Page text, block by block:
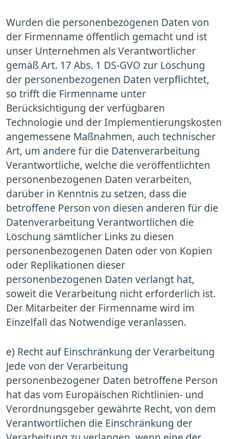
Wurden die personenbezogenen Daten von
der Firmenname öffentlich gemacht und ist
unser Unternehmen als Verantwortlicher
gemäß Art. 17 Abs. 1 DS-GVO zur Löschung
der personenbezogenen Daten verpflichtet,
so trifft die Firmenname unter
Berücksichtigung der verfügbaren
Technologie und der Implementierungskosten
angemessene Maßnahmen, auch technischer
Art, um andere für die Datenverarbeitung
Verantwortliche, welche die veröffentlichten
personenbezogenen Daten verarbeiten,
darüber in Kenntnis zu setzen, dass die
betroffene Person von diesen anderen für die
Datenverarbeitung Verantwortlichen die
Löschung sämtlicher Links zu diesen
personenbezogenen Daten oder von Kopien
oder Replikationen dieser
personenbezogenen Daten verlangt hat,
soweit die Verarbeitung nicht erforderlich ist.
Der Mitarbeiter der Firmenname wird im
Einzelfall das Notwendige veranlassen.
e) Recht auf Einschränkung der Verarbeitung
Jede von der Verarbeitung
personenbezogener Daten betroffene Person
hat das vom Europäischen Richtlinien- und
Verordnungsgeber gewährte Recht, von dem
Verantwortlichen die Einschränkung der